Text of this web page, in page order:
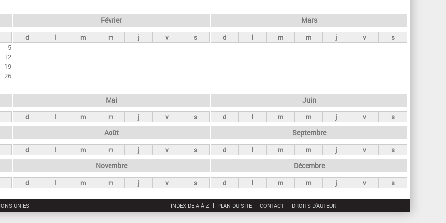
r
c
5
12
19
26
Février
d l m m j v s
Mars
d l m m j v s
Mai
d l m m j v s
Juin
d l m m j v s
Août
d l m m j v s
Septembre
d l m m j v s
Novembre
d l m m j v s
Décembre
d l m m j v s
UNIES INDEX DE A À Z PLAN DU SITE CONTACT DROITS D'AUTEUR